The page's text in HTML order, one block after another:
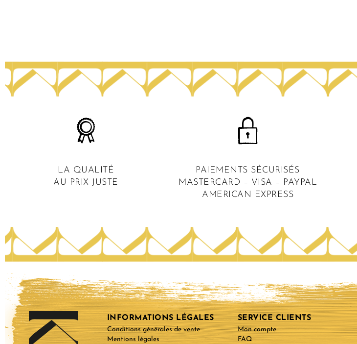
LA QUALITÉ
AU PRIX JUSTE
PAIEMENTS SÉCURISÉS
MASTERCARD – VISA – PAYPAL
AMERICAN EXPRESS
INFORMATIONS LÉGALES
Conditions générales de vente
Mentions légales
SERVICE CLIENTS
Mon compte
FAQ